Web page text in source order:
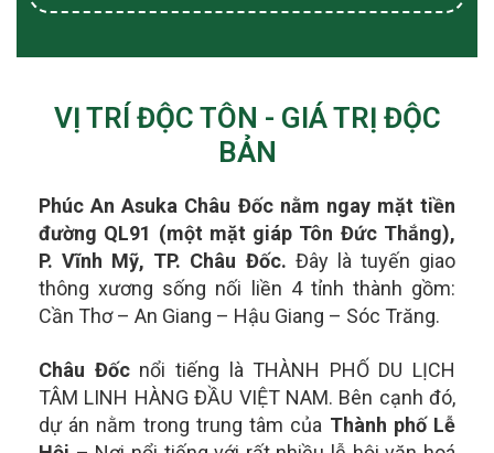
VỊ TRÍ ĐỘC TÔN - GIÁ TRỊ ĐỘC
BẢN
Phúc An Asuka Châu Đốc nằm ngay mặt tiền
đường QL91 (một mặt giáp Tôn Đức Thắng),
P. Vĩnh Mỹ, TP. Châu Đốc. Đây là tuyến giao
thông xương sống nối liền 4 tỉnh thành gồm:
Cần Thơ – An Giang – Hậu Giang – Sóc Trăng.
Châu Đốcnổi tiếng là THÀNH PHỐ DU LỊCH
TÂM LINH HÀNG ĐẦU VIỆT NAM. Bên cạnh đó,
dự án nằm trong trung tâm của Thành phố Lễ